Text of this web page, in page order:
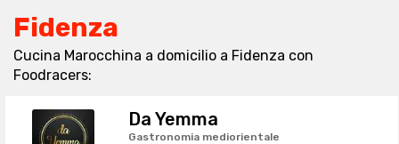
Fidenza
Cucina Marocchina a domicilio a Fidenza con
Foodracers:
Da Yemma
Gastronomia mediorientale